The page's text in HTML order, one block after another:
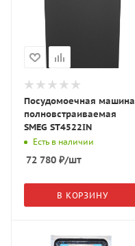
Посудомоечная машина
полновстраиваемая
SMEG ST4522IN
Есть в наличии
72 780 ₽/шт
В КОРЗИНУ